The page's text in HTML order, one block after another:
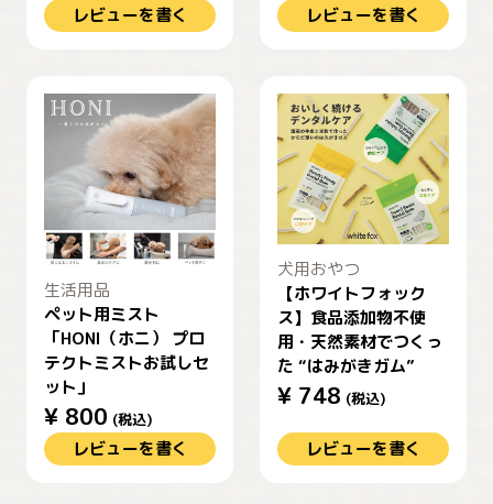
レビューを書く レビューを書く
生活用品
ペット用ミスト
「HONI（ホニ） プロ
テクトミストお試しセ
ット」
¥ 800 (税込)
レビューを書く
犬用おやつ
【ホワイトフォック
ス】食品添加物不使
用・天然素材でつくっ
た “はみがきガム”
¥ 748 (税込)
レビューを書く